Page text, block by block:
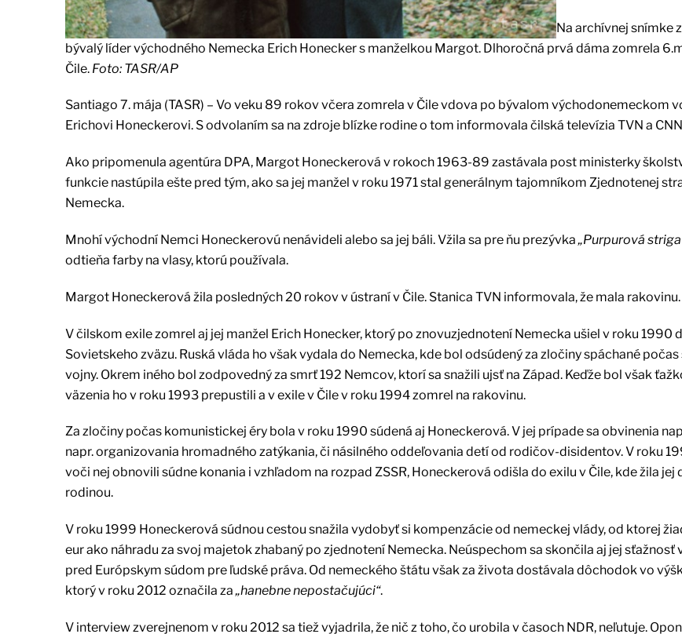
Na archívnej snímke
bývalý líder východného Nemecka Erich Honecker s manželkou Margot. Dlhoročná prvá dáma zomrela
Čile. Foto: TASR/AP
Santiago 7. mája (TASR) – Vo veku 89 rokov včera zomrela v Čile vdova po bývalom východonemeckom
Erichovi Honeckerovi. S odvolaním sa na zdroje blízke rodine o tom informovala čilská televízia TVN a
Ako pripomenula agentúra DPA, Margot Honeckerová v rokoch 1963-89 zastávala post ministerky
funkcie nastúpila ešte pred tým, ako sa jej manžel v roku 1971 stal generálnym tajomníkom Zjednotenej
Nemecka.
Mnohí východní Nemci Honeckerovú nenávideli alebo sa jej báli. Vžila sa pre ňu prezývka„Purpurová
odtieňa farby na vlasy, ktorú používala.
Margot Honeckerová žila posledných 20 rokov v ústraní v Čile. Stanica TVN informovala, že mala rakovinu.
V čilskom exile zomrel aj jej manžel Erich Honecker, ktorý po znovuzjednotení Nemecka ušiel v roku 1990
Sovietskeho zväzu. Ruská vláda ho však vydala do Nemecka, kde bol odsúdený za zločiny spáchané
vojny. Okrem iného bol zodpovedný za smrť 192 Nemcov, ktorí sa snažili ujsť na Západ. Keďže bol však
väzenia ho v roku 1993 prepustili a v exile v Čile v roku 1994 zomrel na rakovinu.
Za zločiny počas komunistickej éry bola v roku 1990 súdená aj Honeckerová. V jej prípade sa obvinenia
napr. organizovania hromadného zatýkania, či násilného oddeľovania detí od rodičov-disidentov. V roku
voči nej obnovili súdne konania i vzhľadom na rozpad ZSSR, Honeckerová odišla do exilu v Čile, kde žila jej
rodinou.
V roku 1999 Honeckerová súdnou cestou snažila vydobyť si kompenzácie od nemeckej vlády, od ktorej
eur ako náhradu za svoj majetok zhabaný po zjednotení Nemecka. Neúspechom sa skončila aj jej sťažnosť
pred Európskym súdom pre ľudské práva. Od nemeckého štátu však za života dostávala dôchodok vo
ktorý v roku 2012 označila za„hanebne nepostačujúci“.
V interview zverejnenom v roku 2012 sa tiež vyjadrila, že nič z toho, čo urobila v časoch NDR, neľutuje.